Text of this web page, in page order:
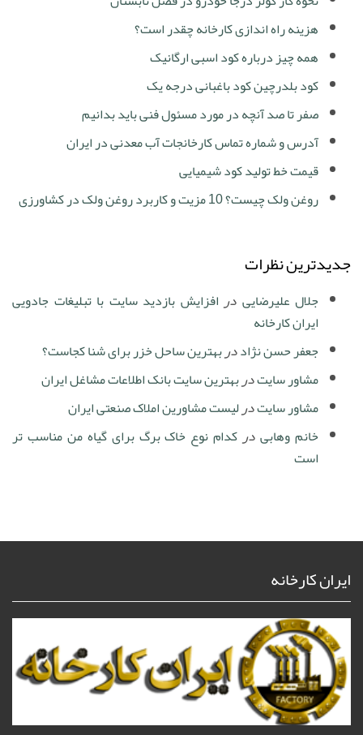
هزینه راه اندازی کارخانه چقدر است؟
همه چیز درباره کود اسبی ارگانیک
کود بلدرچین کود باغبانی درجه یک
صفر تا صد آنچه در مورد مسئول فنی باید بدانیم
آدرس و شماره تماس کارخانجات آب معدنی در ایران
قیمت خط تولید کود شیمیایی
روغن ولک چیست؟ 10 مزیت و کاربرد روغن ولک در کشاورزی
جدیدترین نظرات
جلال علیرضایی درافزایش بازدید سایت با تبلیغات جادویی
ایران کارخانه
جعفر حسن نژاددربهترین ساحل خزر برای شنا کجاست؟
مشاور سایتدربهترین سایت بانک اطلاعات مشاغل ایران
مشاور سایتدرلیست مشاورین املاک صنعتی ایران
خانم وهابیدرکدام نوع خاک برگ برای گیاه من مناسب تر
است
ایران کارخانه